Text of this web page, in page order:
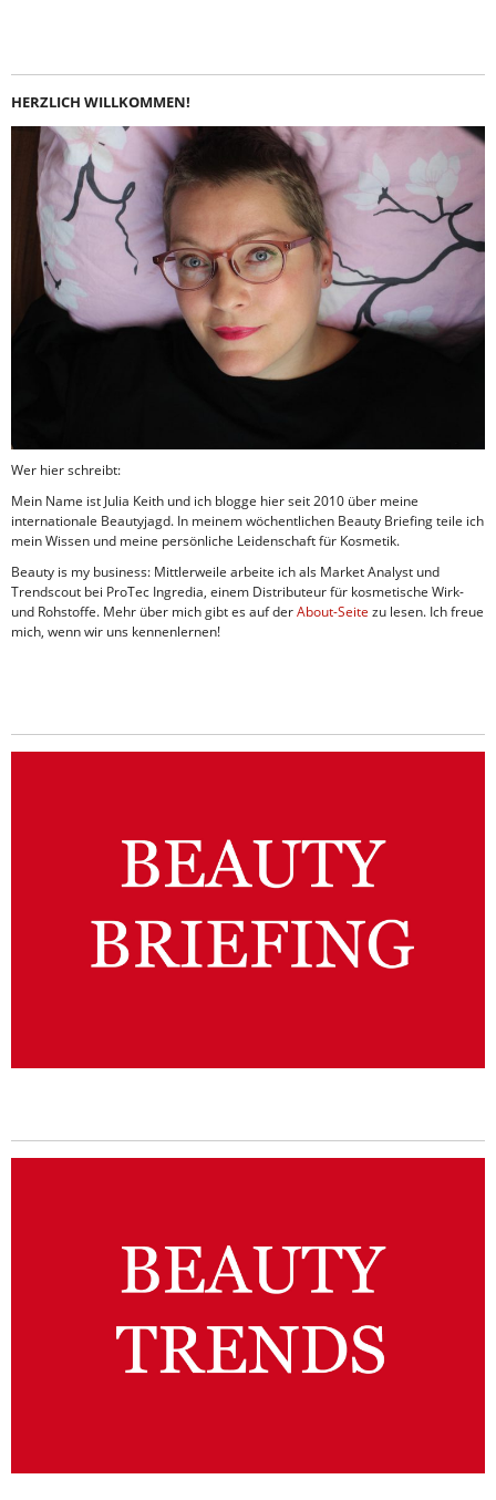
HERZLICH WILLKOMMEN!
Wer hier schreibt:
Mein Name ist Julia Keith und ich blogge hier seit 2010 über meine
internationale Beautyjagd. In meinem wöchentlichen Beauty Briefing teile ich
mein Wissen und meine persönliche Leidenschaft für Kosmetik.
Beauty is my business: Mittlerweile arbeite ich als Market Analyst und
Trendscout bei ProTec Ingredia, einem Distributeur für kosmetische Wirk-
und Rohstoffe. Mehr über mich gibt es auf derAbout-Seite zu lesen. Ich freue
mich, wenn wir uns kennenlernen!